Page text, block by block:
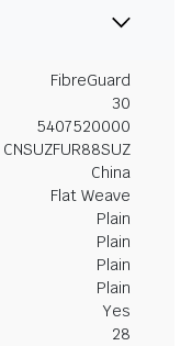
FibreGuard
30
5407520000
CNSUZFUR88SUZ
China
Flat Weave
Plain
Plain
Plain
Plain
Yes
28